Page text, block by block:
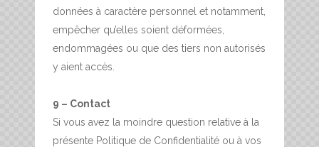
données à caractère personnel et notamment,
empêcher qu’elles soient déformées,
endommagées ou que des tiers non autorisés
y aient accès.
9 – Contact
Si vous avez la moindre question relative à la
présente Politique de Confidentialité ou à vos